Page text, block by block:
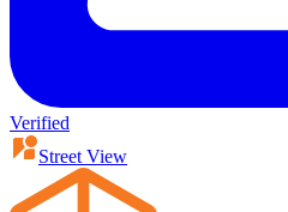
Verified
Street View